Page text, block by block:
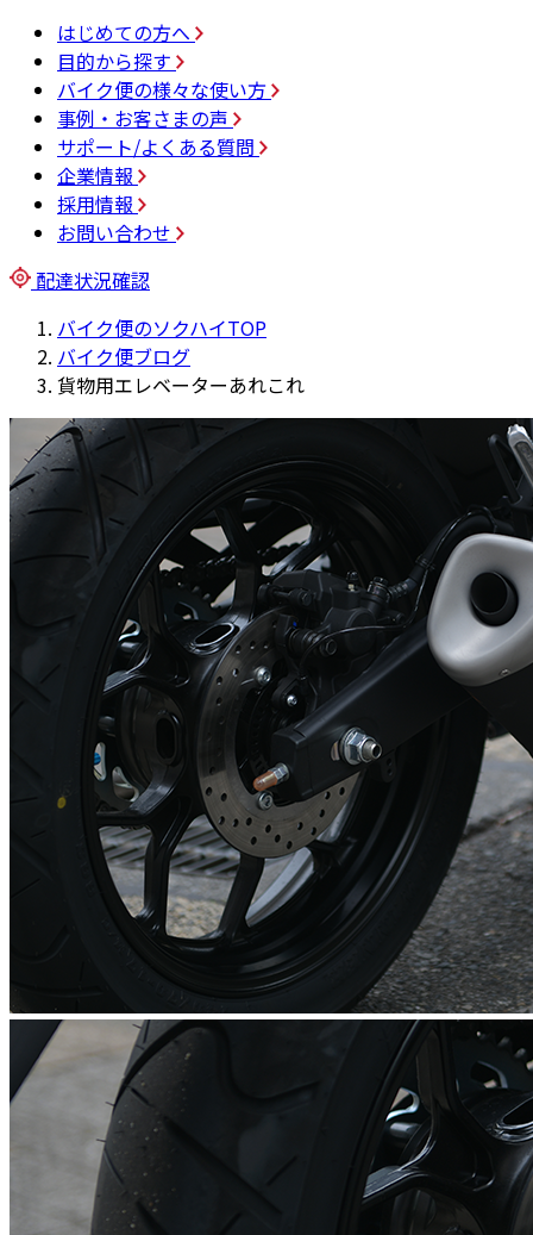
はじめての方へ
目的から探す
バイク便の様々な使い方
事例・お客さまの声
サポート/よくある質問
企業情報
採用情報
お問い合わせ
配達状況確認
バイク便のソクハイTOP
バイク便ブログ
貨物用エレベーターあれこれ